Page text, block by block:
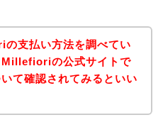
支払い方法を調べてい
Millefioriの公式サイトで
て確認されてみるといい